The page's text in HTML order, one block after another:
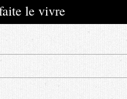
le vivre